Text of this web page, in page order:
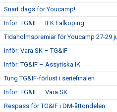
Snart dags för Youcamp!
Inför: TG&IF – IFK Falköping
TIdaholmspremiär för Youcamp 27-29
Inför: Vara SK – TG&IF
Inför: TG&IF – Assyriska IK
Tung TG&IF-förlust i seriefinalen
Inför: TG&IF – Vara SK
Respass för TG&IF i DM-åttondelen